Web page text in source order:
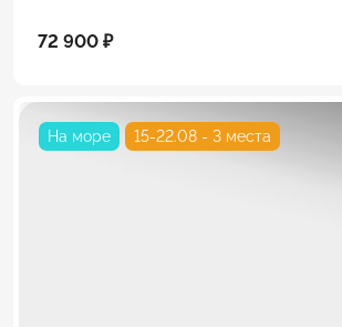
72 900 ₽
На море 15-22.08 - 3 места